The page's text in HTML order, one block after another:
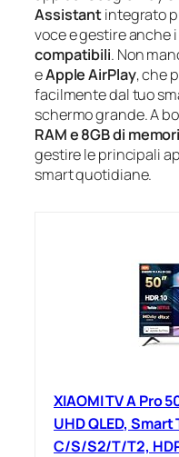
Assistantintegrato
voce e gestire anche i
compatibili. Non
eApple AirPlay, che
facilmente dal tuo
schermo grande. A
RAM e 8GB di
gestire le principali
smart quotidiane.
XIAOMI TV A Pro
UHD QLED, Smart
C/S/S2/T/T2,